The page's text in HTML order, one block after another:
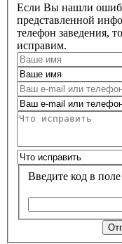
Если Вы нашли
представленной
телефон заведения,
исправим.
Введите код в